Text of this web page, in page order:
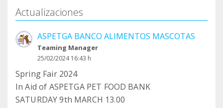
Actualizaciones
ASPETGA BANCO ALIMENTOS MASCOTAS
Teaming Manager
25/02/2024 16:43 h
Spring Fair 2024
In Aid of ASPETGA PET FOOD BANK
SATURDAY 9th MARCH 13.00